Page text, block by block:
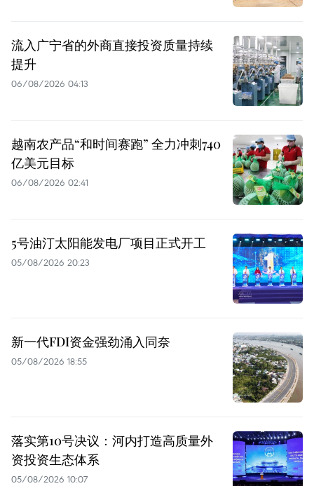
流入广宁省的外商直接投资质量持续
提升
06/08/2026 04:13
越南农产品“和时间赛跑” 全力冲刺740
亿美元目标
06/08/2026 02:41
5号油汀太阳能发电厂项目正式开工
05/08/2026 20:23
新一代FDI资金强劲涌入同奈
05/08/2026 18:55
落实第10号决议：河内打造高质量外
资投资生态体系
05/08/2026 10:07